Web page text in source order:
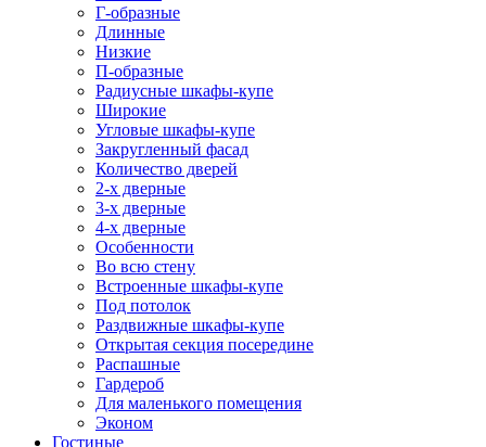
Г-образные
Длинные
Низкие
П-образные
Радиусные шкафы-купе
Широкие
Угловые шкафы-купе
Закругленный фасад
Количество дверей
2-х дверные
3-х дверные
4-х дверные
Особенности
Во всю стену
Встроенные шкафы-купе
Под потолок
Раздвижные шкафы-купе
Открытая секция посередине
Распашные
Гардероб
Для маленького помещения
Эконом
Гостиные